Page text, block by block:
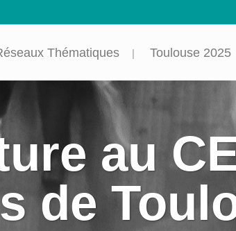
Thématiques Toulouse 2025
au
de